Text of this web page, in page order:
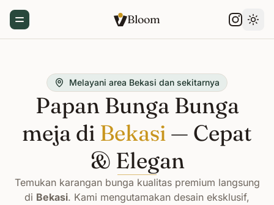
Toggle Menu Bloom
Melayani area Bekasi dan sekitarnya
Papan Bunga Bunga
meja di Bekasi — Cepat
& Elegan
Temukan karangan bunga kualitas premium langsung
di Bekasi. Kami mengutamakan desain eksklusif,